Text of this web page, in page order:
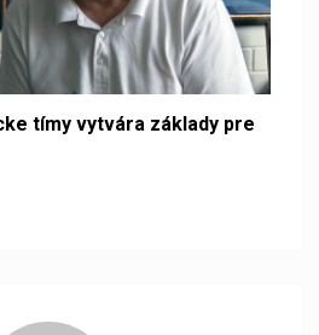
tímy vytvára základy pre